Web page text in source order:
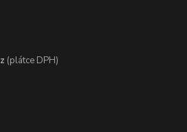
(plátce DPH)